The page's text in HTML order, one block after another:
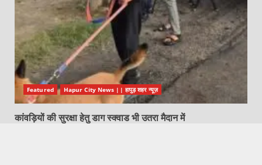
Featured Hapur City News || हापुड़ शहर न्यूज़
कांवड़ियों की सुरक्षा हेतु डाग स्क्वाड भी उतरा मैदान में